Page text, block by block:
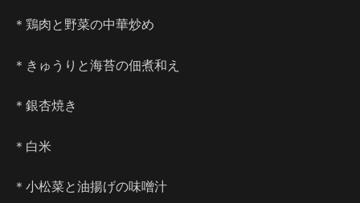
＊鶏肉と野菜の中華炒め
＊きゅうりと海苔の佃煮和え
＊銀杏焼き
＊白米
＊小松菜と油揚げの味噌汁